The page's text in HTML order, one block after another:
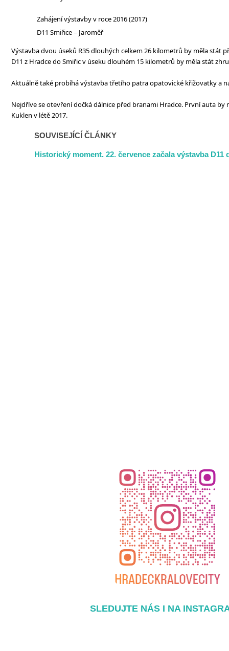
Zahájení výstavby v roce 2016 (2017)
D11 Smiřice – Jaroměř
Výstavba dvou úseků R35 dlouhých celkem 26 kilometrů by měla stát
D11 z Hradce do Smiřic v úseku dlouhém 15 kilometrů by měla stát
Aktuálně také probíhá výstavba třetího patra opatovické křižovatky a
Nejdříve se otevření dočká dálnice před branami Hradce. První auta by
Kuklen v létě 2017.
SOUVISEJÍCÍ ČLÁNKY
Historický moment. 22. července začala výstavba D11
SLEDUJTE NÁS I NA